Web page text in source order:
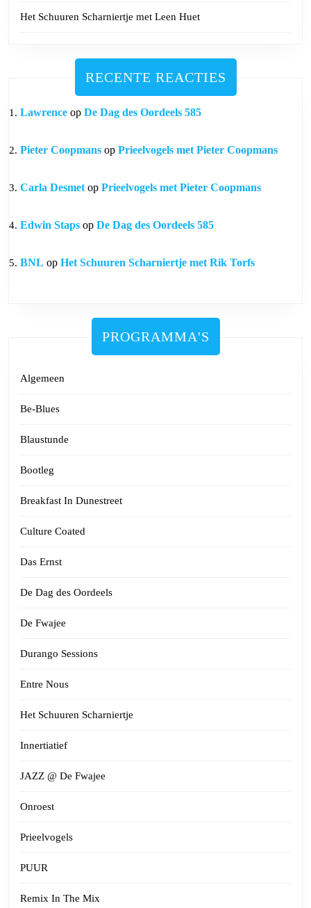
Het Schuuren Scharniertje met Leen Huet
RECENTE REACTIES
Lawrence op De Dag des Oordeels 585
Pieter Coopmans op Prieelvogels met Pieter Coopmans
Carla Desmet op Prieelvogels met Pieter Coopmans
Edwin Staps op De Dag des Oordeels 585
BNL op Het Schuuren Scharniertje met Rik Torfs
PROGRAMMA'S
Algemeen
Be-Blues
Blaustunde
Bootleg
Breakfast In Dunestreet
Culture Coated
Das Ernst
De Dag des Oordeels
De Fwajee
Durango Sessions
Entre Nous
Het Schuuren Scharniertje
Innertiatief
JAZZ @ De Fwajee
Onroest
Prieelvogels
PUUR
Remix In The Mix